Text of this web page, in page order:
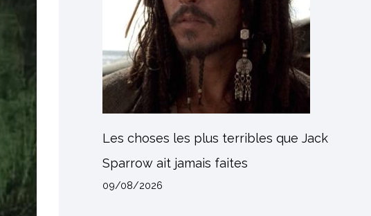
Les choses les plus terribles que Jack
Sparrow ait jamais faites
09/08/2026